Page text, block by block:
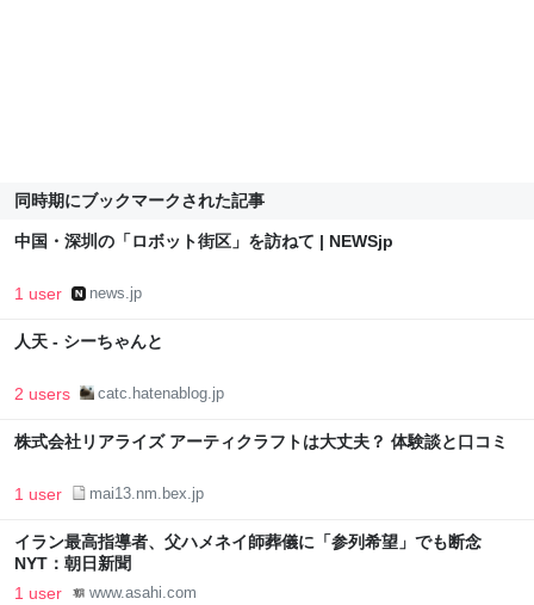
同時期にブックマークされた記事
中国・深圳の「ロボット街区」を訪ねて | NEWSjp
1 user news.jp
人天 - シーちゃんと
2 users catc.hatenablog.jp
株式会社リアライズ アーティクラフトは大丈夫？ 体験談と口コミ
1 user mai13.nm.bex.jp
イラン最高指導者、父ハメネイ師葬儀に「参列希望」でも断念
NYT：朝日新聞
1 user www.asahi.com